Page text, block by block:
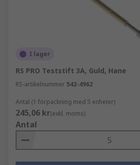
I lager
RS PRO Teststift 3A, Guld, Hane
RS-artikelnummer 542-4962
Antal (1 förpackning med 5 enheter)
245,06 kr(exkl. moms)
Antal